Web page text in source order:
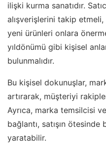
ilişki kurma sanatıdır.
alışverişlerini takip
yeni ürünleri onlara
yıldönümü gibi kişisel
bulunmalıdır.
Bu kişisel dokunuşlar,
artırarak, müşteriyi
Ayrıca, marka temsilcisi
bağlantı, satışın ötesinde
yaratabilir.